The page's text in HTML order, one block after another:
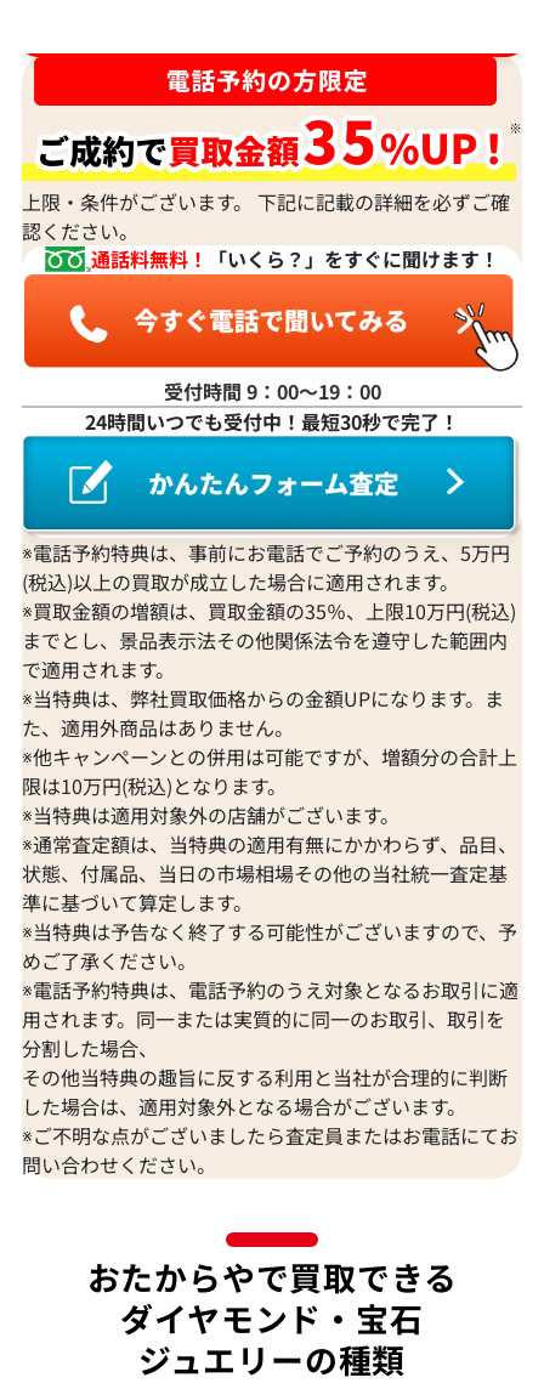
K18WG ダイヤモンド ネックレス 3.31ct
参考買取価格
1,274,000
2026年3月11日時点
K18 ダイヤモン
参考買取価格
2026年2月11日
K18 ブルートパーズ・ダイヤモンド
65.57・0.26・0.06ct
参考買取価格
309,000円
2026年7月10日時点
K18 トルマリン
参考買取価格
297,000円
上限・条件がございます。 下記に記載の詳細を必ずご確
認ください。
通話料無料！
「いくら？」をすぐに聞けます！
受付時間 9：00〜19：00
24時間いつでも受付中！最短30秒で完了！
※電話予約特典は、事前にお電話でご予約のうえ、5万円
(税込)以上の買取が成立した場合に適用されます。
※買取金額の増額は、買取金額の35％、上限10万円(税込)
までとし、景品表示法その他関係法令を遵守した範囲内
で適用されます。
※当特典は、弊社買取価格からの金額UPになります。ま
た、適用外商品はありません。
※他キャンペーンとの併用は可能ですが、増額分の合計上
限は10万円(税込)となります。
※当特典は適用対象外の店舗がございます。
※通常査定額は、当特典の適用有無にかかわらず、品目、
状態、付属品、当日の市場相場その他の当社統一査定基
準に基づいて算定します。
※当特典は予告なく終了する可能性がございますので、予
めご了承ください。
※電話予約特典は、電話予約のうえ対象となるお取引に適
用されます。同一または実質的に同一のお取引、取引を
分割した場合、
その他当特典の趣旨に反する利用と当社が合理的に判断
した場合は、適用対象外となる場合がございます。
※ご不明な点がございましたら査定員またはお電話にてお
問い合わせください。
おたからやで買取できる
ダイヤモンド・宝石
ジュエリーの種類